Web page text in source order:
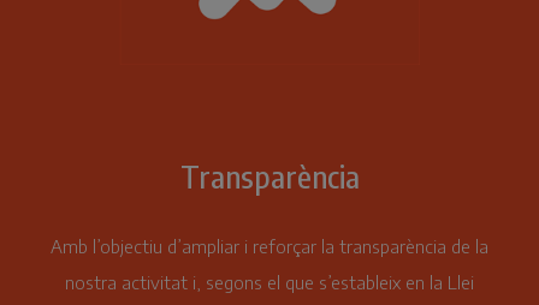
Transparència
Amb l’objectiu d’ampliar i reforçar la transparència de la
nostra activitat i, segons el que s’estableix en la Llei